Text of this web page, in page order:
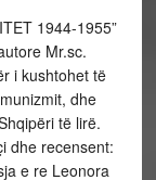
1944-1955”
Mr.sc.
i kushtohet të
dhe
të lirë.
dhe recensent:
e re Leonora